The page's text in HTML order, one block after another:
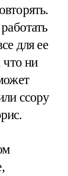
для ее
что ни
ссору